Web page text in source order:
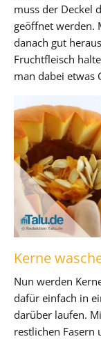
muss der Deckel
geöffnet werden.
danach gut
Fruchtfleisch
man dabei etwas
Kerne
Nun werden
dafür einfach in
darüber laufen.
restlichen Fasern